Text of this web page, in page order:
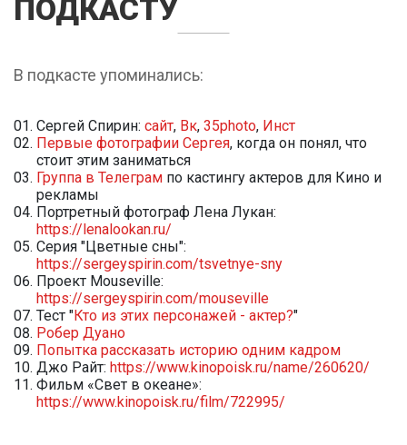
ПОДКАСТУ
В подкасте упоминались:
Сергей Спирин: сайт, Вк, 35photo, Инст
Первые фотографии Сергея, когда он понял, что
стоит этим заниматься
Группа в Телеграм по кастингу актеров для Кино и
рекламы
Портретный фотограф Лена Лукан:
https://lenalookan.ru/
Серия "Цветные сны":
https://sergeyspirin.com/tsvetnye-sny
Проект Mouseville:
https://sergeyspirin.com/mouseville
Тест "Кто из этих персонажей - актер?"
Робер Дуано
Попытка рассказать историю одним кадром
Джо Райт: https://www.kinopoisk.ru/name/260620/
Фильм «Свет в океане»:
https://www.kinopoisk.ru/film/722995/